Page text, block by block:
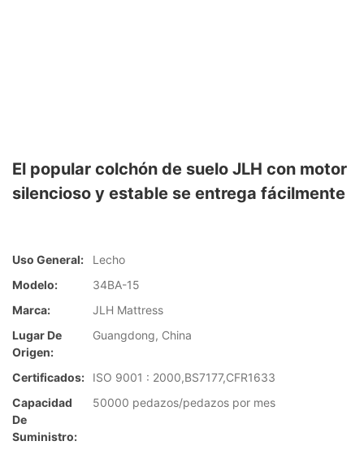
El popular colchón de suelo JLH con motor
silencioso y estable se entrega fácilmente
Uso General:
Lecho
Modelo:
34BA-15
Marca:
JLH Mattress
Lugar De
Origen:
Guangdong, China
Certificados:
ISO 9001 : 2000,BS7177,CFR1633
Capacidad
De
Suministro:
50000 pedazos/pedazos por mes